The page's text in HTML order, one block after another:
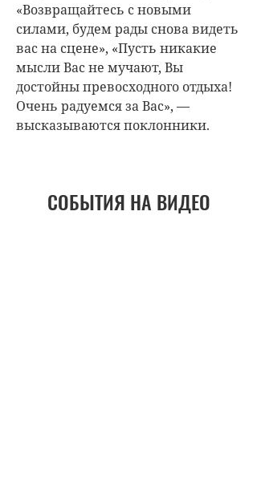
«Возвращайтесь с новыми
силами, будем рады снова видеть
вас на сцене», «Пусть никакие
мысли Вас не мучают, Вы
достойны превосходного отдыха!
Очень радуемся за Вас», —
высказываются поклонники.
СОБЫТИЯ НА ВИДЕО